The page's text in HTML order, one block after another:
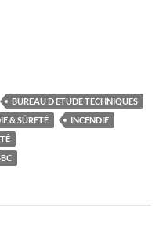
BUREAU D ETUDE TECHNIQUES
& SÛRETÉ
INCENDIE